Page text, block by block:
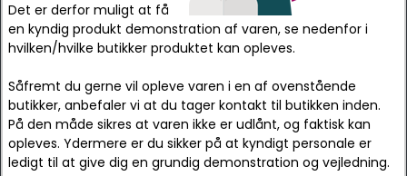
Det er derfor muligt at få
en kyndig produkt demonstration af varen, se nedenfor i
hvilken/hvilke butikker produktet kan opleves.
Såfremt du gerne vil opleve varen i en af ovenstående
butikker, anbefaler vi at du tager kontakt til butikken inden.
På den måde sikres at varen ikke er udlånt, og faktisk kan
opleves. Ydermere er du sikker på at kyndigt personale er
ledigt til at give dig en grundig demonstration og vejledning.